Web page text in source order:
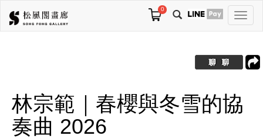
切
換
航
0
林宗範｜春櫻與冬雪的協
奏曲 2026